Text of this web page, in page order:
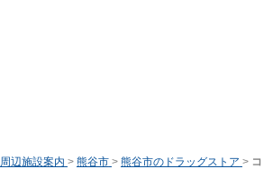
周辺施設案内 > 熊谷市 > 熊谷市のドラッグストア > コ